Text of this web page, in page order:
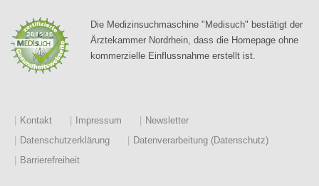
Die Medizinsuchmaschine "Medisuch" bestätigt der
Ärztekammer Nordrhein, dass die Homepage ohne
kommerzielle Einflussnahme erstellt ist.
Kontakt Impressum
Newsletter
Datenschutzerklärung
Datenverarbeitung (Datenschutz)
Barrierefreiheit